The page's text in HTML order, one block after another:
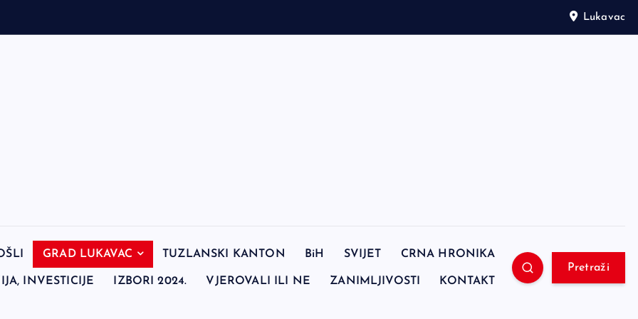
Lukavac
GRAD LUKAVAC TUZLANSKI KANTON BiH SVIJET CRNA HRONIKA
INVESTICIJE IZBORI 2024. VJEROVALI ILI NE ZANIMLJIVOSTI KONTAKT
Pretraži